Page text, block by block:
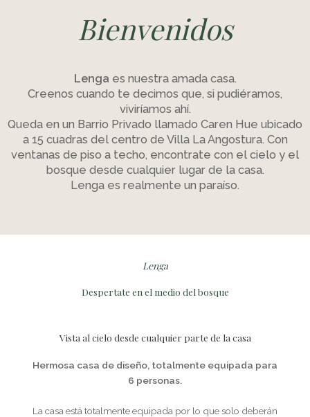
Bienvenidos
Lenga es nuestra amada casa.
Creenos cuando te decimos que, si pudiéramos,
viviríamos ahí.
Queda en un Barrio Privado llamado Caren Hue ubicado
a 15 cuadras del centro de Villa La Angostura. Con
ventanas de piso a techo, encontrate con el cielo y el
bosque desde cualquier lugar de la casa.
Lenga es realmente un paraíso.
Lenga
Despertate en el medio del bosque
Vista al cielo desde cualquier parte de la casa
Hermosa casa de diseño, totalmente equipada para
6 personas.
La casa está totalmente equipada por lo que solo deberán